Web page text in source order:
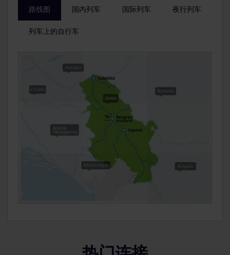
路线图 国内列车 国际列车 夜行列车
列车上的自行车